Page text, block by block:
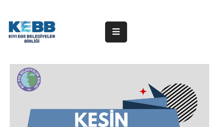
KURUMSAL
BELEDİYELER